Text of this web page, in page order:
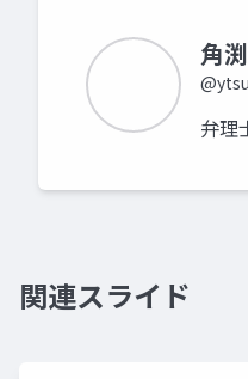
角
弁理
関連スライド